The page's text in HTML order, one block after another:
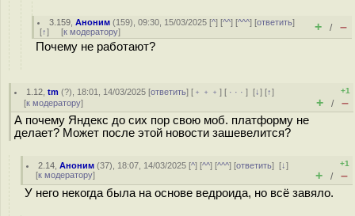
3.159 ,Аноним (159), 09:30, 15/03/2025 [^] [^^] [^^^] [ответить]
[↑] [к модератору] + / –
Почему не работают?
1.12 ,tm (?), 18:01, 14/03/2025 [ответить] [ ﹢﹢﹢] [ · · ·][↓] [↑]
[к модератору]
+1
+ / –
А почему Яндекс до сих пор свою моб. платформу не
делает? Может после этой новости зашевелится?
2.14 ,Аноним (37), 18:07, 14/03/2025 [^] [^^] [^^^] [ответить][↓]
[к модератору]
+1
+ / –
У него некогда была на основе ведроида, но всё завяло.